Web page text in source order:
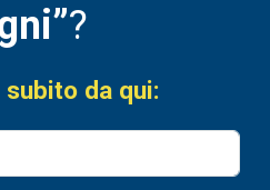
?
da qui: